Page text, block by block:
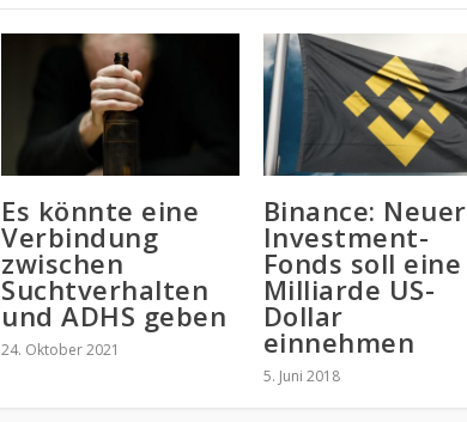
Es könnte eine
Verbindung
zwischen
Suchtverhalten
und ADHS geben
24. Oktober 2021
Binance: Neuer
Investment-
Fonds soll eine
Milliarde US-
Dollar
einnehmen
5. Juni 2018